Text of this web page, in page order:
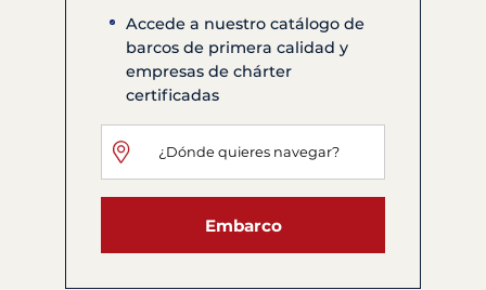
Accede a nuestro catálogo de
barcos de primera calidad y
empresas de chárter
certificadas
Embarco